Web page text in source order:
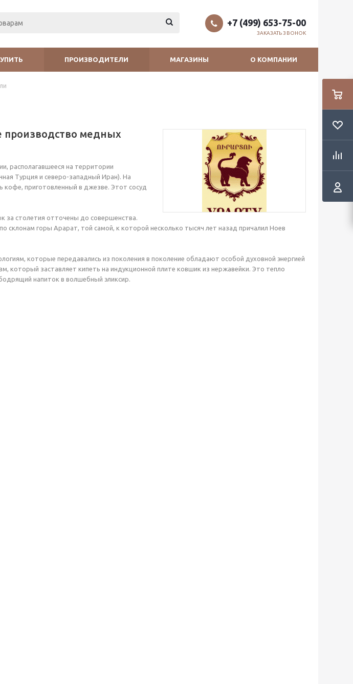
+7 (499) 653-75-00
ЗАКАЗАТЬ ЗВОНОК
ПРОИЗВОДИТЕЛИ МАГАЗИНЫ О КОМПАНИИ
производство медных
располагавшееся на территории
Турция и северо-западный Иран). На
кофе, приготовленный в джезве. Этот сосуд
за столетия отточены до совершенства.
склонам горы Арарат, той самой, к которой несколько тысяч лет назад причалил Ноев
которые передавались из поколения в поколение обладают особой духовной энергией
который заставляет кипеть на индукционной плите ковшик из нержавейки. Это тепло
напиток в волшебный эликсир.